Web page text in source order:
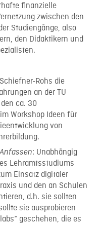
finanzielle
zwischen den
Studiengänge, also
den Didaktikern und
Rohs die
an der TU
ca. 30
Workshop Ideen für
von
: Unabhängig
Lehramtsstudiums
Einsatz digitaler
und den an Schulen
d.h. sie sollten
sie ausprobieren
geschehen, die es